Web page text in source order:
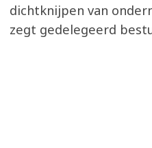
dichtknijpen van
zegt gedelegeerd